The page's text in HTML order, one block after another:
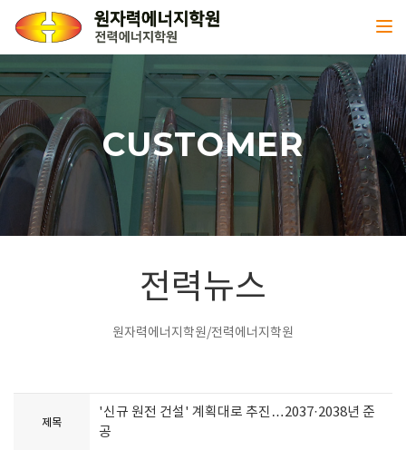
CUSTOMER
전력뉴스
원자력에너지학원/전력에너지학원
제목
'신규 원전 건설' 계획대로 추진…2037·2038년 준
공